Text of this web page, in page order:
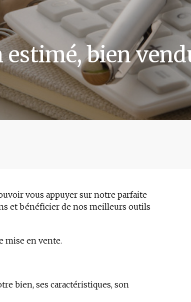
estimé, bien
vous appuyer sur notre parfaite
et bénéficier de nos meilleurs outils
mise en vente.
bien, ses caractéristiques, son